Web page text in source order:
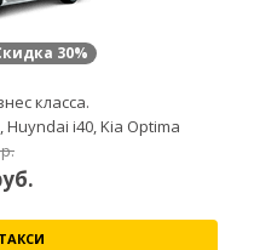
30%
класса.
i40, Kia Optima